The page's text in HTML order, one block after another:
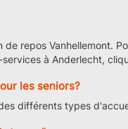
de repos Vanhellemont.
à Anderlecht,
les seniors?
différents types